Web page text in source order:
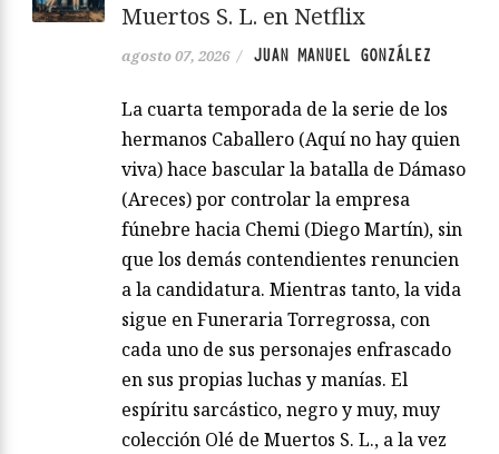
Muertos S. L. en Netflix
agosto 07, 2026 / JUAN MANUEL GONZÁLEZ
La cuarta temporada de la serie de los
hermanos Caballero (Aquí no hay quien
viva) hace bascular la batalla de Dámaso
(Areces) por controlar la empresa
fúnebre hacia Chemi (Diego Martín), sin
que los demás contendientes renuncien
a la candidatura. Mientras tanto, la vida
sigue en Funeraria Torregrossa, con
cada uno de sus personajes enfrascado
en sus propias luchas y manías. El
espíritu sarcástico, negro y muy, muy
colección Olé de Muertos S. L., a la vez